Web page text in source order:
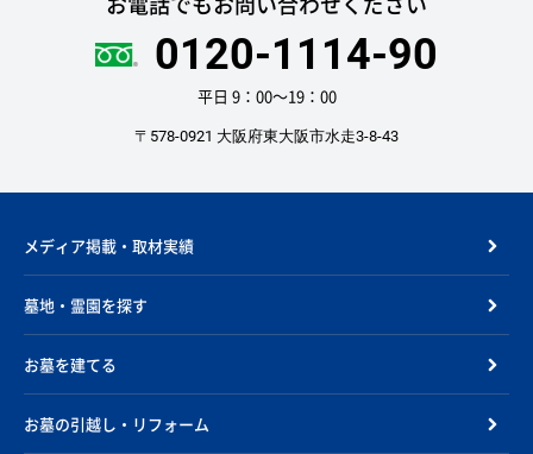
0120-1114-90
平日 9：00〜19：00
〒578-0921 大阪府東大阪市水走3-8-43
メディア掲載・取材実績
墓地・霊園を探す
お墓を建てる
お墓の引越し・リフォーム